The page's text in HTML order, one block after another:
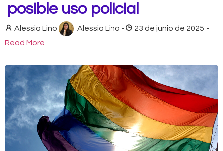
posible uso policial
Alessia Lino Alessia Lino - 23 de junio de 2025 -
Read More